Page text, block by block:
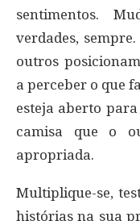
sentimentos.
verdades,
outros
a perceber o que
esteja aberto
camisa que o
apropriada.
Multiplique-se,
histórias na sua